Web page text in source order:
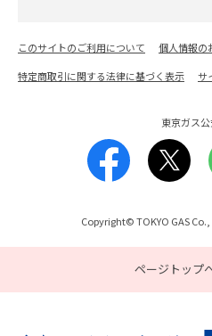
このサイトのご利用について
個人情報の
特定商取引に関する法律に基づく表示
サ
東京ガス公
Copyright© TOKYO GAS
ページトップ